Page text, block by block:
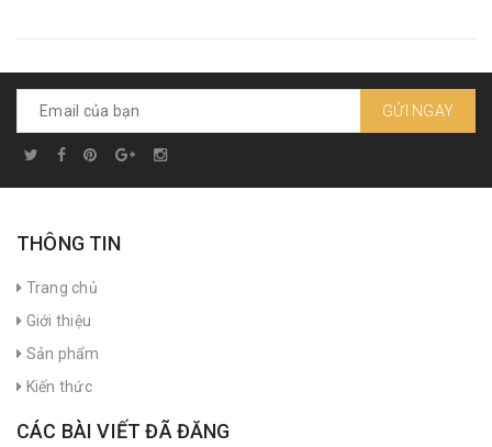
GỬI NGAY
THÔNG TIN
Trang chủ
Giới thiệu
Sản phẩm
Kiến thức
CÁC BÀI VIẾT ĐÃ ĐĂNG